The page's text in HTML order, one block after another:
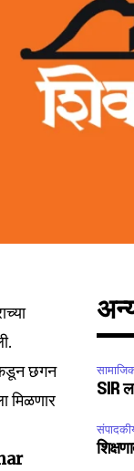
छगन
मिळणार
SIR